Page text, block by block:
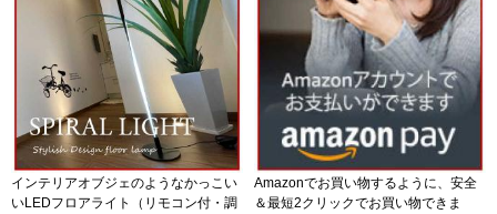
インテリアオブジェのようなかっこい
いLEDフロアライト（リモコン付・調
Amazonでお買い物するように、安全
＆最短2クリックでお買い物できま